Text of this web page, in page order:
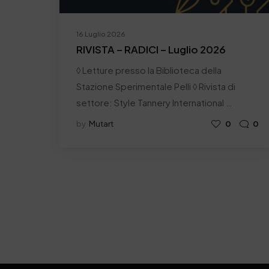
16 Luglio 2026
RIVISTA – RADICI – Luglio 2026
◊ Letture presso la Biblioteca della
Stazione Sperimentale Pelli ◊ Rivista di
settore: Style Tannery International …
by Mutart 0 0